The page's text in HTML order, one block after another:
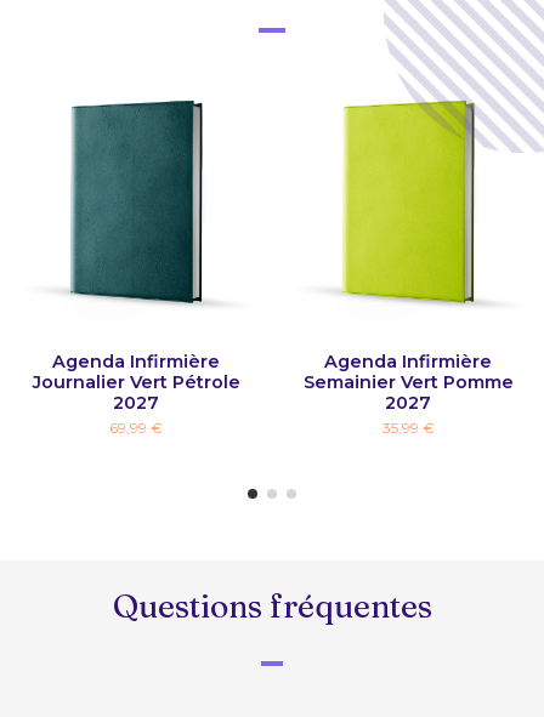
Agenda Infirmière
Journalier Vert Pétrole
2027
69,99 €
Agenda Infirmière
Semainier Vert Pomme
2027
35,99 €
Questions fréquentes